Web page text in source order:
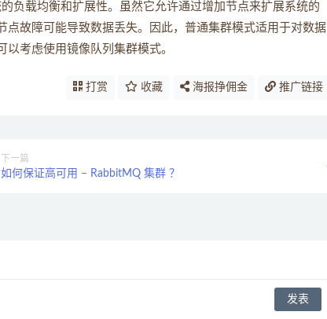
负载均衡和扩展性。虽然它允许通过增加节点来扩展系统的
故障可能导致数据丢失。因此，普通集群模式适用于对数据
考虑使用镜像队列集群模式。
打赏 收藏 海报挣佣金 推广链接
下一篇
如何保证高可用 – RabbitMQ 集群 ？